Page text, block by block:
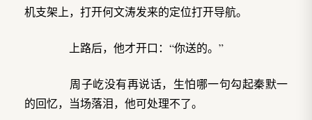
机支架上，打开何文涛发来的定位打开导航。
上路后，他才开口：“你送的。”
周子屹没有再说话，生怕哪一句勾起秦默一
的回忆，当场落泪，他可处理不了。